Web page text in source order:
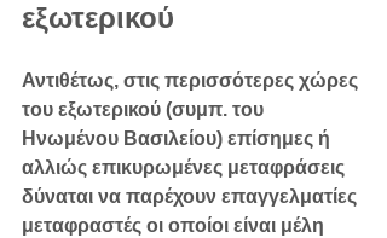
εξωτερικού
Αντιθέτως, στις περισσότερες χώρες
του εξωτερικού (συμπ. του
Ηνωμένου Βασιλείου) επίσημες ή
αλλιώς επικυρωμένες μεταφράσεις
δύναται να παρέχουν επαγγελματίες
μεταφραστές οι οποίοι είναι μέλη